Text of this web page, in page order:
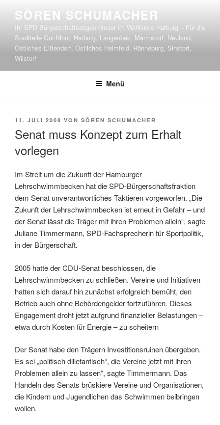
Inhalt
springen
SÖREN SCHUMACHER
Ihr SPD Bürgerschaftsabgeordneter im Wahlkreis Harburg – Für die
Stadtteile Gut Moor, Harburg, Langenbek, Marmstorf, Neuland,
Östliches Eißendorf, Östliches Heimfeld, Rönneburg, Sinstorf,
Wilstorf
Menü
VERÖFFENTLICHT
11. JULI 2008 VON SÖREN SCHUMACHER
Senat muss Konzept zum Erhalt
vorlegen
Im Streit um die Zukunft der Hamburger
Lehrschwimmbecken hat die SPD-Bürgerschaftsfraktion
dem Senat unverantwortliches Taktieren vorgeworfen. „Die
Zukunft der Lehrschwimmbecken ist erneut in Gefahr – und
der Senat lässt die Träger mit ihren Problemen allein“, sagte
Juliane Timmermann, SPD-Fachsprecherin für Sportpolitik,
in der Bürgerschaft.
2005 hatte der CDU-Senat beschlossen, die
Lehrschwimmbecken zu schließen. Vereine und Initiativen
hatten sich darauf hin zunächst erfolgreich bemüht, den
Betrieb auch ohne Behördengelder fortzuführen. Dieses
Engagement droht jetzt aufgrund finanzieller Belastungen –
etwa durch Kosten für Energie – zu scheitern
Der Senat habe den Trägern Investitionsruinen übergeben.
Es sei „politisch dilletantisch“, die Vereine jetzt mit ihren
Problemen allein zu lassen“, sagte Timmermann. Das
Handeln des Senats brüskiere Vereine und Organisationen,
die Kindern und Jugendlichen das Schwimmen beibringen
wollen.